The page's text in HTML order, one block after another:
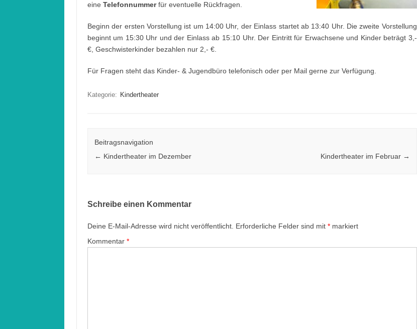
eine Telefonnummerfür eventuelle Rückfragen.
Beginn der ersten Vorstellung ist um 14:00 Uhr, der Einlass startet ab 13:40 Uhr. Die zweite Vorstellung
beginnt um 15:30 Uhr und der Einlass ab 15:10 Uhr. Der Eintritt für Erwachsene und Kinder beträgt 3,-
€, Geschwisterkinder bezahlen nur 2,- €.
Für Fragen steht das Kinder- & Jugendbüro telefonisch oder per Mail gerne zur Verfügung.
Kategorie: Kindertheater
Beitragsnavigation
← Kindertheater im Dezember Kindertheater im Februar →
Schreibe einen Kommentar
Deine E-Mail-Adresse wird nicht veröffentlicht. Erforderliche Felder sind mit *markiert
Kommentar *